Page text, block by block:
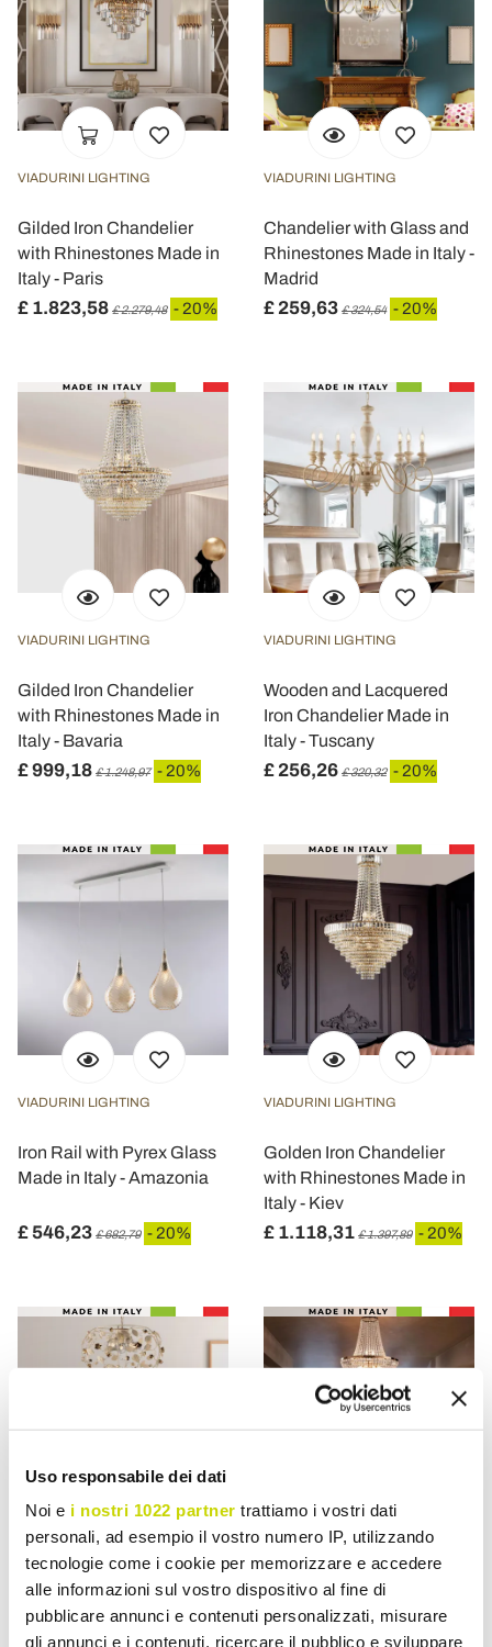
Uso responsabile dei dati
Noi e i nostri 1022 partner trattiamo i vostri dati
personali, ad esempio il vostro numero IP, utilizzando
tecnologie come i cookie per memorizzare e accedere
alle informazioni sul vostro dispositivo al fine di
pubblicare annunci e contenuti personalizzati, misurare
gli annunci e i contenuti, ricercare il pubblico e sviluppare
VIADURINI LIGHTING
Gilded Iron Chandelier
with Rhinestones Made in
Italy - Paris
£ 1.823,58 £ 2.279,48 - 20%
VIADURINI LIGHTING
Chandelier with Glass and
Rhinestones Made in Italy -
Madrid
£ 259,63 £ 324,54 - 20%
VIADURINI LIGHTING
Gilded Iron Chandelier
with Rhinestones Made in
Italy - Bavaria
£ 999,18 £ 1.248,97 - 20%
VIADURINI LIGHTING
Wooden and Lacquered
Iron Chandelier Made in
Italy - Tuscany
£ 256,26 £ 320,32 - 20%
VIADURINI LIGHTING
Iron Rail with Pyrex Glass
Made in Italy - Amazonia
£ 546,23 £ 682,79 - 20%
VIADURINI LIGHTING
Golden Iron Chandelier
with Rhinestones Made in
Italy - Kiev
£ 1.118,31 £ 1.397,89 - 20%
VIADURINI LIGHTING
White or Ivory Lacquered
Iron Chandelier Made in
VIADURINI LIGHTING
Gilded Iron Chandelier
with Rhinestones Made in